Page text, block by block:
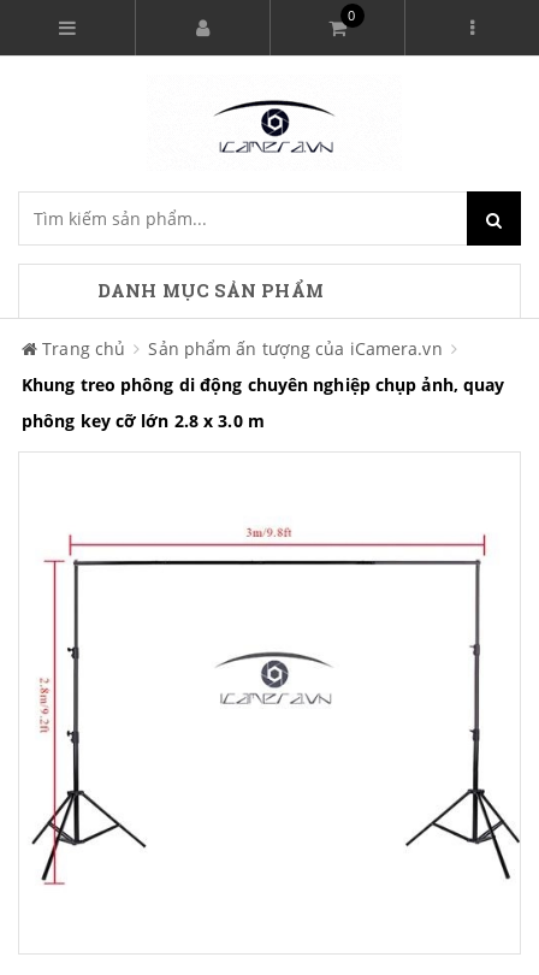
0
DANH MỤC SẢN PHẨM
Trang chủ
Sản phẩm ấn tượng của iCamera.vn
Khung treo phông di động chuyên nghiệp chụp ảnh, quay
phông key cỡ lớn 2.8 x 3.0 m